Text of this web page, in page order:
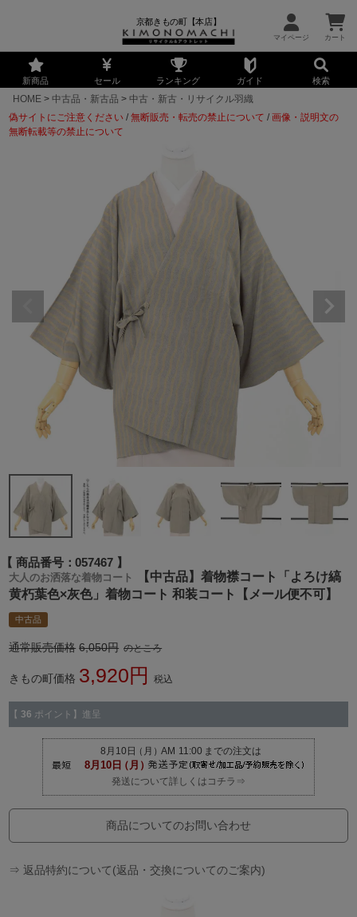
京都きもの町【本店】
新商品 セール ランキング ガイド 検索
HOME 中古品・新古品
中古・新古・リサイクル羽織
偽サイトにご注意ください /無断販売・転売の禁止について /画像・説明文の
無断転載等の禁止について
商品番号 057467
大人のお洒落な着物コート
【中古品】着物襟コート「よろけ縞
黄朽葉色×灰色」着物コート 和装コート【メール便不可】
中古品
通常販売価格 6,050 のところ
きもの町価格 3,920 税込
【 36 ポイント】進呈
発送について詳しくはコチラ⇒
商品についてのお問い合わせ
⇒ 返品特約について(返品・交換についてのご案内)